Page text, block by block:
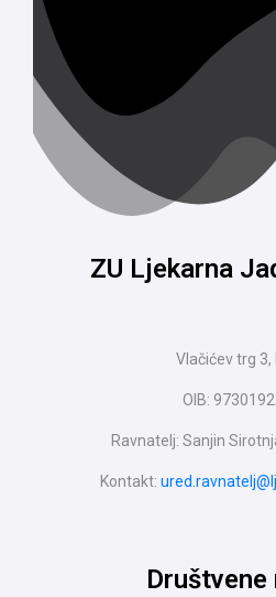
ZU Ljekarna
Vlačićev trg 3,
OIB:
Ravnatelj: Sanjin
Kontakt:
Društvene